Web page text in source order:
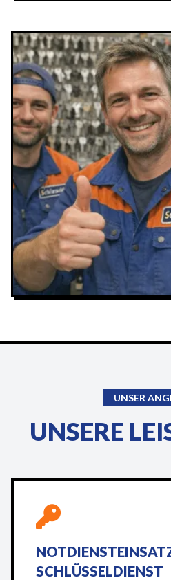
UNSER
UNSERE
SCHLÜSSELDIENST